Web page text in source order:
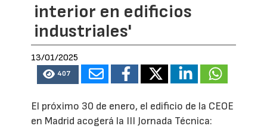
interior en edificios
industriales'
13/01/2025
407
El próximo 30 de enero, el edificio de la CEOE
en Madrid acogerá la III Jornada Técnica: